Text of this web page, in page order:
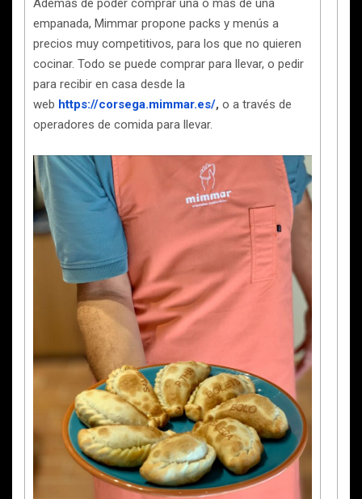
Además de poder comprar una o más de una
empanada, Mimmar propone packs y menús a
precios muy competitivos, para los que no quieren
cocinar. Todo se puede comprar para llevar, o pedir
para recibir en casa desde la
web https://corsega.mimmar.es/, o a través de
operadores de comida para llevar.